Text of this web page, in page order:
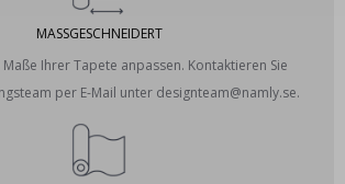
MASSGESCHNEIDERT
Ihrer Tapete anpassen. Kontaktieren Sie
per E-Mail unter designteam@namly.se.